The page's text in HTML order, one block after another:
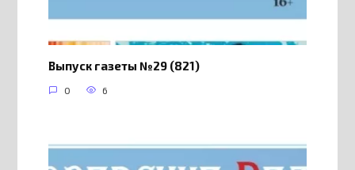
Выпуск газеты №29 (821)
0 6